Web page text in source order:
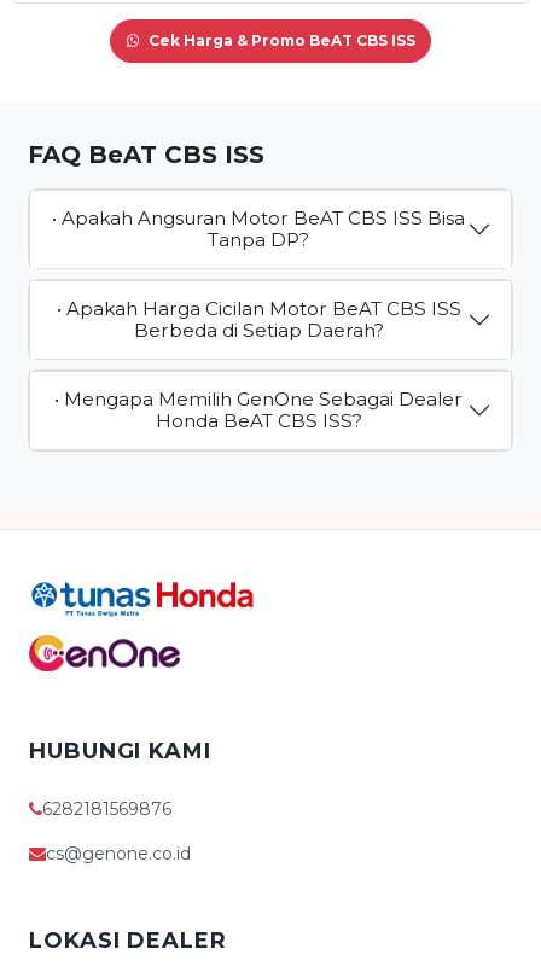
Cek Harga & Promo BeAT CBS ISS
FAQ BeAT CBS ISS
• Apakah Angsuran Motor BeAT CBS ISS Bisa
Tanpa DP?
• Apakah Harga Cicilan Motor BeAT CBS ISS
Berbeda di Setiap Daerah?
• Mengapa Memilih GenOne Sebagai Dealer
Honda BeAT CBS ISS?
HUBUNGI KAMI
6282181569876
cs@genone.co.id
LOKASI DEALER